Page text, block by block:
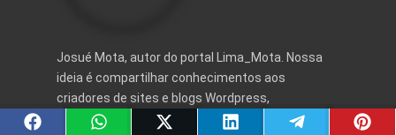
Josué Mota, autor do portal Lima_Mota. Nossa
ideia é compartilhar conhecimentos aos
criadores de sites e blogs Wordpress,
disponibilizando dezenas de ferramentas, além